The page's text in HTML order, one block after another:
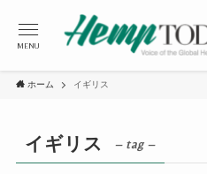
MENU
ホーム イギリス
イギリス – tag –